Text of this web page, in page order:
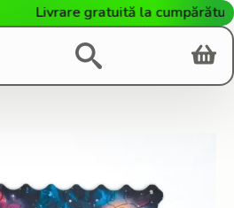
Livrare gratuită la cumpărături